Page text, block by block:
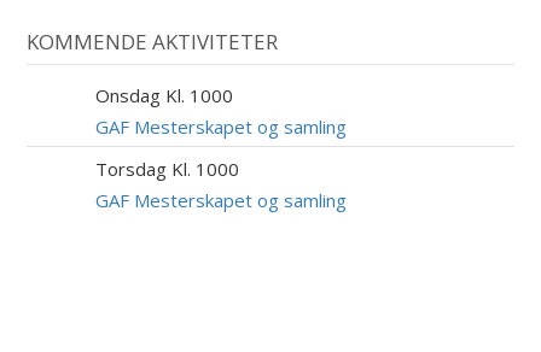
KOMMENDE AKTIVITETER
Onsdag Kl. 1000
GAF Mesterskapet og samling
Torsdag Kl. 1000
GAF Mesterskapet og samling